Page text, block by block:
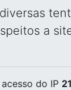
a
do IP